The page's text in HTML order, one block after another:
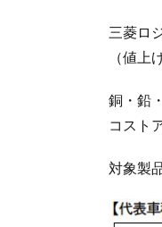
三菱ロ
（値上
銅・鉛
コスト
対象製